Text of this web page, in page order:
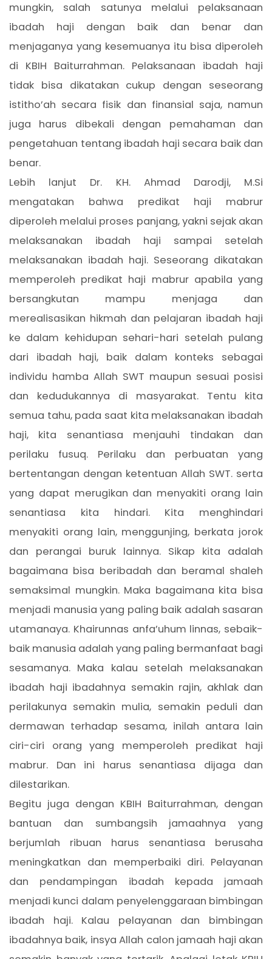
mungkin, salah satunya melalui pelaksanaan
ibadah haji dengan baik dan benar dan
menjaganya yang kesemuanya itu bisa diperoleh
di KBIH Baiturrahman. Pelaksanaan ibadah haji
tidak bisa dikatakan cukup dengan seseorang
istitho’ah secara fisik dan finansial saja, namun
juga harus dibekali dengan pemahaman dan
pengetahuan tentang ibadah haji secara baik dan
benar.
Lebih lanjut Dr. KH. Ahmad Darodji, M.Si
mengatakan bahwa predikat haji mabrur
diperoleh melalui proses panjang, yakni sejak akan
melaksanakan ibadah haji sampai setelah
melaksanakan ibadah haji. Seseorang dikatakan
memperoleh predikat haji mabrur apabila yang
bersangkutan mampu menjaga dan
merealisasikan hikmah dan pelajaran ibadah haji
ke dalam kehidupan sehari-hari setelah pulang
dari ibadah haji, baik dalam konteks sebagai
individu hamba Allah SWT maupun sesuai posisi
dan kedudukannya di masyarakat. Tentu kita
semua tahu, pada saat kita melaksanakan ibadah
haji, kita senantiasa menjauhi tindakan dan
perilaku fusuq. Perilaku dan perbuatan yang
bertentangan dengan ketentuan Allah SWT. serta
yang dapat merugikan dan menyakiti orang lain
senantiasa kita hindari. Kita menghindari
menyakiti orang lain, menggunjing, berkata jorok
dan perangai buruk lainnya. Sikap kita adalah
bagaimana bisa beribadah dan beramal shaleh
semaksimal mungkin. Maka bagaimana kita bisa
menjadi manusia yang paling baik adalah sasaran
utamanaya. Khairunnas anfa’uhum linnas, sebaik-
baik manusia adalah yang paling bermanfaat bagi
sesamanya. Maka kalau setelah melaksanakan
ibadah haji ibadahnya semakin rajin, akhlak dan
perilakunya semakin mulia, semakin peduli dan
dermawan terhadap sesama, inilah antara lain
ciri-ciri orang yang memperoleh predikat haji
mabrur. Dan ini harus senantiasa dijaga dan
dilestarikan.
Begitu juga dengan KBIH Baiturrahman, dengan
bantuan dan sumbangsih jamaahnya yang
berjumlah ribuan harus senantiasa berusaha
meningkatkan dan memperbaiki diri. Pelayanan
dan pendampingan ibadah kepada jamaah
menjadi kunci dalam penyelenggaraan bimbingan
ibadah haji. Kalau pelayanan dan bimbingan
ibadahnya baik, insya Allah calon jamaah haji akan